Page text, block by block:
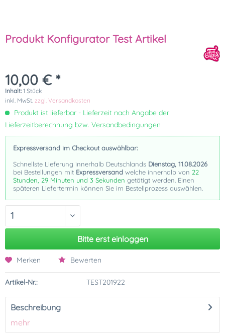
Produkt Konfigurator Test Artikel
10,00 € *
Inhalt: 1 Stück
inkl. MwSt. zzgl. Versandkosten
Produkt ist lieferbar - Lieferzeit nach Angabe der
Lieferzeitberechnung bzw. Versandbedingungen
Expressversand im Checkout auswählbar:
Schnellste Lieferung innerhalb Deutschlands Dienstag, 11.08.2026
bei Bestellungen mit Expressversand welche innerhalb von 22
Stunden, 29 Minuten und 3 Sekunden getätigt werden. Einen
späteren Liefertermin können Sie im Bestellprozess auswählen.
Bitte erst einloggen
Merken Bewerten
Artikel-Nr.: TEST201922
Beschreibung
mehr